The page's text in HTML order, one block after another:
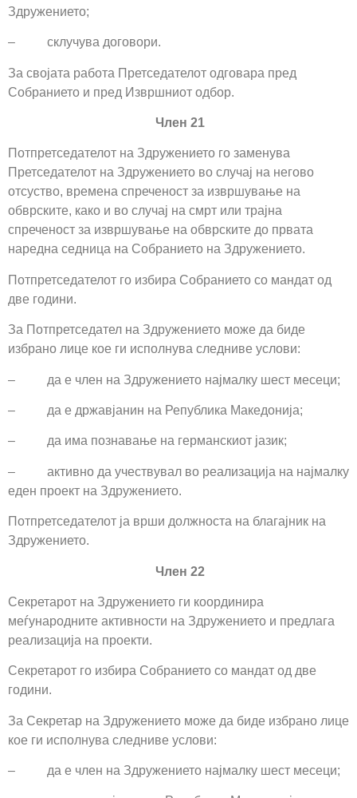
Здружението;
– склучува договори.
За својата работа Претседателот одговара пред
Собранието и пред Извршниот одбор.
Член 21
Потпретседателот на Здружението го заменува
Претседателот на Здружението во случај на негово
отсуство, времена спреченост за извршување на
обврските, како и во случај на смрт или трајна
спреченост за извршување на обврските до првата
наредна седница на Собранието на Здружението.
Потпретседателот го избира Собранието со мандат од
две години.
За Потпретседател на Здружението може да биде
избрано лице кое ги исполнува следниве услови:
– да е член на Здружението најмалку шест месеци;
– да е државјанин на Република Македонија;
– да има познавање на германскиот јазик;
– активно да учествувал во реализација на најмалку
еден проект на Здружението.
Потпретседателот ја врши должноста на благајник на
Здружението.
Член 22
Секретарот на Здружението ги координира
меѓународните активности на Здружението и предлага
реализација на проекти.
Секретарот го избира Собранието со мандат од две
години.
За Секретар на Здружението може да биде избрано лице
кое ги исполнува следниве услови:
– да е член на Здружението најмалку шест месеци;